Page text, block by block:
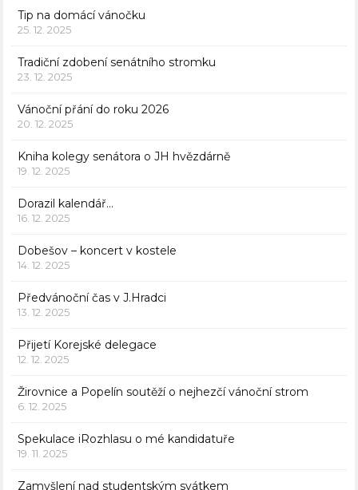
Tip na domácí vánočku
25. 12. 2025
Tradiční zdobení senátního stromku
23. 12. 2025
Vánoční přání do roku 2026
20. 12. 2025
Kniha kolegy senátora o JH hvězdárně
19. 12. 2025
Dorazil kalendář…
16. 12. 2025
Dobešov – koncert v kostele
14. 12. 2025
Předvánoční čas v J.Hradci
13. 12. 2025
Přijetí Korejské delegace
12. 12. 2025
Žirovnice a Popelín soutěží o nejhezčí vánoční strom
6. 12. 2025
Spekulace iRozhlasu o mé kandidatuře
19. 11. 2025
Zamyšlení nad studentským svátkem